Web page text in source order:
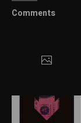
Comments